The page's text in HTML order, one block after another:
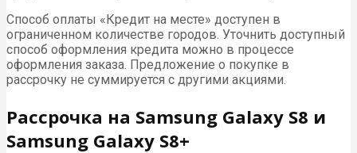
Способ оплаты «Кредит на месте» доступен в
ограниченном количестве городов. Уточнить доступный
способ оформления кредита можно в процессе
оформления заказа. Предложение о покупке в
рассрочку не суммируется с другими акциями.
Рассрочка на Samsung Galaxy S8 и
Samsung Galaxy S8+